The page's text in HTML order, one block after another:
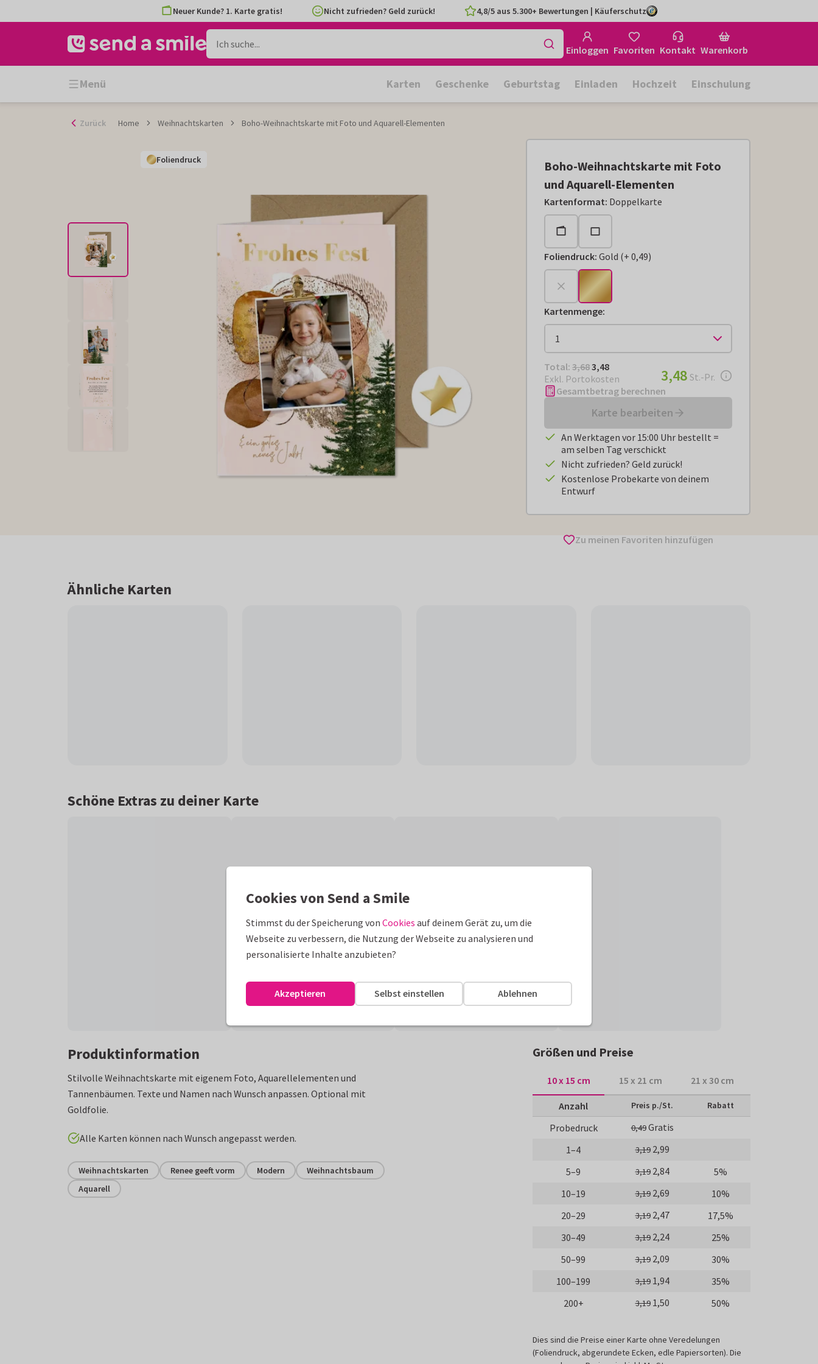
Inhalt
Neuer Kunde? 1. Karte gratis! Nicht zufrieden? Geld zurück! 4,8/5 aus 5.300+ Bewertungen | Käuferschutz
Einloggen Favoriten Kontakt Warenkorb
Menü Karten Geschenke Geburtstag Einladen Hochzeit Einschulung
Zurück Home Weihnachtskarten Boho-Weihnachtskarte mit Foto und Aquarell-Elementen
Foliendruck
Foliendruck
Foliendruck
Foliendruck
Foliendruck
Boho-Weihnachtskarte mit Foto
und Aquarell-Elementen
Kartenformat: Doppelkarte
Foliendruck:Gold (
+€ 0,49
+ 0,49)
Kartenmenge:
Total: € 3,48
Total: 3,683,48
Exkl. Portokosten
€ 3,48pro Stück
3,48 St.-Pr.
Gesamtbetrag berechnen
Karte bearbeiten
An Werktagen vor 15:00 Uhr bestellt =
am selben Tag verschickt
Nicht zufrieden? Geld zurück!
Kostenlose Probekarte von deinem
Entwurf
Zu meinen Favoriten hinzufügen
Ähnliche Karten
Schöne Extras zu deiner Karte
Produktinformation
Stilvolle Weihnachtskarte mit eigenem Foto, Aquarellelementen und
Tannenbäumen. Texte und Namen nach Wunsch anpassen. Optional mit
Goldfolie.
Alle Karten können nach Wunsch angepasst werden.
Weihnachtskarten Renee geeft vorm Modern
Weihnachtsbaum
Aquarell
Größen und Preise
10 x 15 cm 15 x 21 cm 21 x 30 cm
Anzahl Preis p./St. Rabatt
Probedruck 0,49Gratis
1–4
3,19 2,99
5–9
3,19 2,84
5%
10–19
3,19 2,69
10%
20–29
3,19 2,47
17,5%
30–49
3,19 2,24
25%
50–99
3,19 2,09
30%
100–199
3,19 1,94
35%
200+
3,19 1,50 50%
Dies sind die Preise einer Karte ohne Veredelungen
(Foliendruck, abgerundete Ecken, edle Papiersorten). Die
Cookies von Send a Smile
Stimmst du der Speicherung von Cookies auf deinem Gerät zu, um die
Webseite zu verbessern, die Nutzung der Webseite zu analysieren und
personalisierte Inhalte anzubieten?
Ablehnen
Selbst einstellen
Akzeptieren